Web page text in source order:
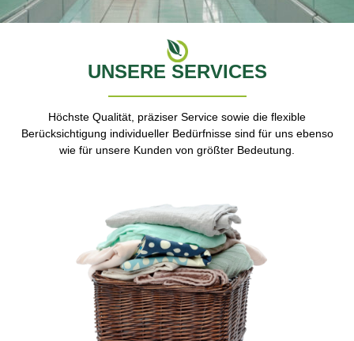
UNSERE SERVICES
Höchste Qualität, präziser Service sowie die flexible
Berücksichtigung individueller Bedürfnisse sind für uns ebenso
wie für unsere Kunden von größter Bedeutung.